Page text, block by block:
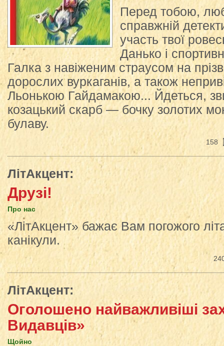
Перед тобою,
справжній
участь твої
Данько і
Галка з навіженим страусом на
дорослих вуркаганів, а також
Льонькою Гайдамакою... Йдеться,
козацький скарб — бочку золотих
булаву.
158
ЛітАкцент:
Друзі!
Про нас
«ЛітАкцент» бажає Вам погожого
канікули.
ЛітАкцент:
Оголошено найважливіші
Видавців»
Щойно